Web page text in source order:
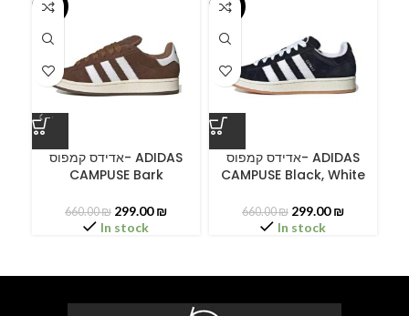
-55%
אדידס קמפוס- ADIDAS
CAMPUSE Bark
660.00₪ 299.00₪
In stock
-55%
אדידס קמפוס- ADIDAS
CAMPUSE Black, White
660.00₪ 299.00₪
In stock